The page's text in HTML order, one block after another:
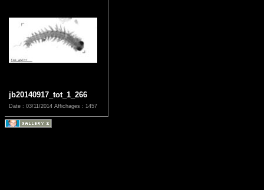
jb20140917_tot_1_266
Date : 03/11/2014 Affichages : 1457